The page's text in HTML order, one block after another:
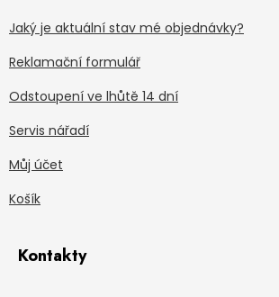
Jaký je aktuální stav mé objednávky?
Reklamační formulář
Odstoupení ve lhůtě 14 dní
Servis nářadí
Můj účet
Košík
Kontakty